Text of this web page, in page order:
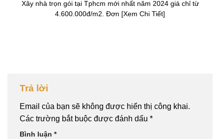
Xây nhà trọn gói tại Tphcm mới nhất năm 2024 giá chỉ từ
4.600.000đ/m2. Đơn [Xem Chi Tiết]
Trả lời
Email của bạn sẽ không được hiển thị công khai.
Các trường bắt buộc được đánh dấu *
Bình luận *